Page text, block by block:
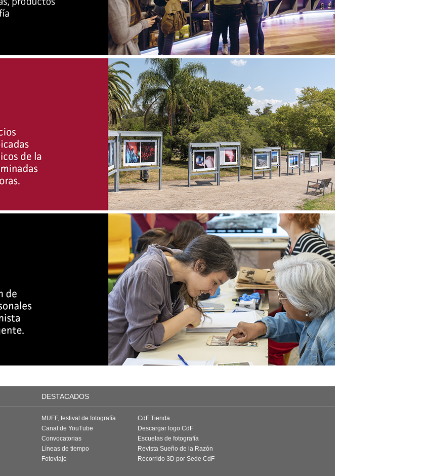
DESTACADOS
MUFF, festival de fotografía
Canal de YouTube
Convocatorias
Líneas de tiempo
Fotoviaje
CdF Tienda
Descargar logo CdF
Escuelas de fotografía
Revista Sueño de la Razón
Recorrido 3D por Sede CdF